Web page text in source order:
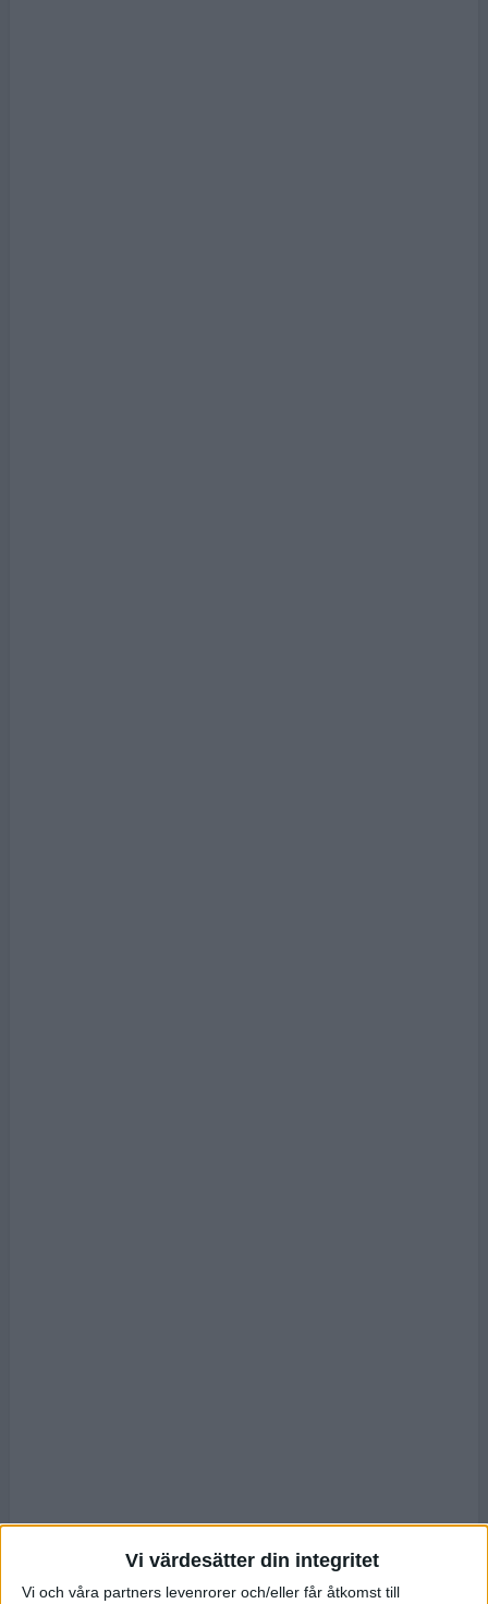
Vi värdesätter din integritet
Vi och våra partners levenrorer och/eller får åtkomst till